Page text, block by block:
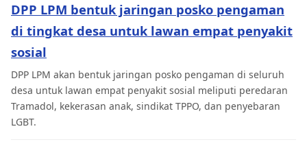
DPP LPM bentuk jaringan posko pengaman
di tingkat desa untuk lawan empat penyakit
sosial
DPP LPM akan bentuk jaringan posko pengaman di seluruh
desa untuk lawan empat penyakit sosial meliputi peredaran
Tramadol, kekerasan anak, sindikat TPPO, dan penyebaran
LGBT.